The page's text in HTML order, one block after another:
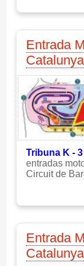
Entrada
Tribuna K -
entradas
Circuit de
Entrada